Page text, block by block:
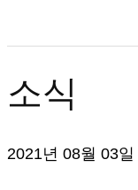
소식
2021년 08월 03일